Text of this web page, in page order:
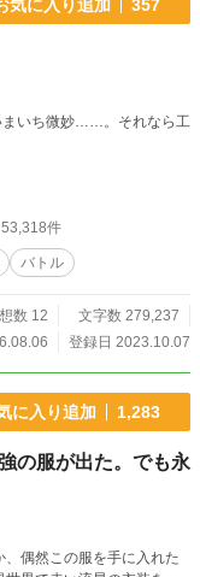
気に入り追加 357
まいち微妙……。それなら工
件
バトル
数 12
文字数 279,237
登録日 2023.10.07
に入り追加 1,283
服が出た。でも永